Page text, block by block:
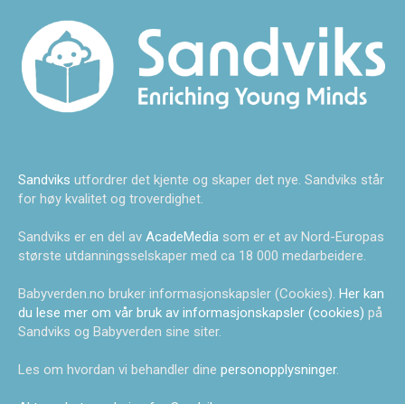
Sandviks utfordrer det kjente og skaper det nye. Sandviks står
for høy kvalitet og troverdighet.
Sandviks er en del av AcadeMedia som er et av Nord-Europas
største utdanningsselskaper med ca 18 000 medarbeidere.
Babyverden.no bruker informasjonskapsler (Cookies). Her kan
du lese mer om vår bruk av informasjonskapsler (cookies) på
Sandviks og Babyverden sine siter.
Les om hvordan vi behandler dine personopplysninger.